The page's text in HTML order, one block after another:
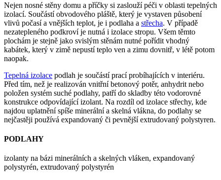
Nejen nosné stěny domu a příčky si zaslouží péči v oblasti tepelných
izolací. Součástí obvodového pláště, který je vystaven působení
vlivů počasí a vnějších teplot, je i podlaha a střecha. V případě
nezatepleného podkroví je nutná i izolace stropu. Všem těmto
plochám je stejně jako svislým stěnám nutné pořídit vhodný
kabátek, který v zimě nepustí teplo ven a zimu dovnitř, v létě potom
naopak.
Tepelná izolace podlah je součástí prací probíhajících v interiéru.
Před tím, než je realizován vnitřní betonový potěr, anhydrit nebo
položen systém suché podlahy, patří do skladby této vodorovné
konstrukce odpovídající izolant. Na rozdíl od izolace střechy, kde
najdou uplatnění spíše minerální a skelná vlákna, do podlahy se
nejčastěji používá expandovaný či pevnější extrudovaný polystyren.
PODLAHY
izolanty na bázi minerálních a skelných vláken, expandovaný
polystyrén, extrudovaný polystyrén